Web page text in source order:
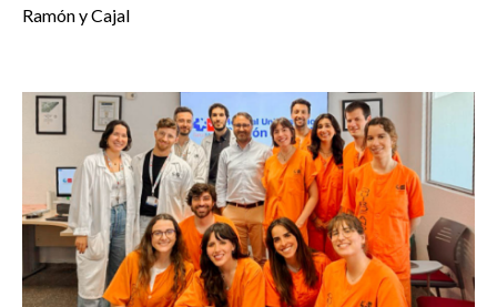
ENSINO
INVESTIGAÇÃO
DOCENTES E INVESTIGADORES
COMUNIDADE
Ramón y Cajal